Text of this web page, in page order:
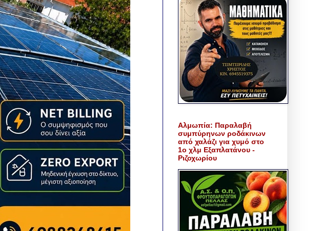
Αλμωπία: Παραλαβή
συμπύρηνων ροδάκινων
από χαλάζι για χυμό στο
1ο χλμ Εξαπλατάνου -
Ριζοχωρίου